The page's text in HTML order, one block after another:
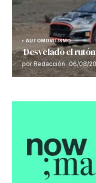
AUTOMOVILISMO
Desvelado el
por Redacción 06/08/